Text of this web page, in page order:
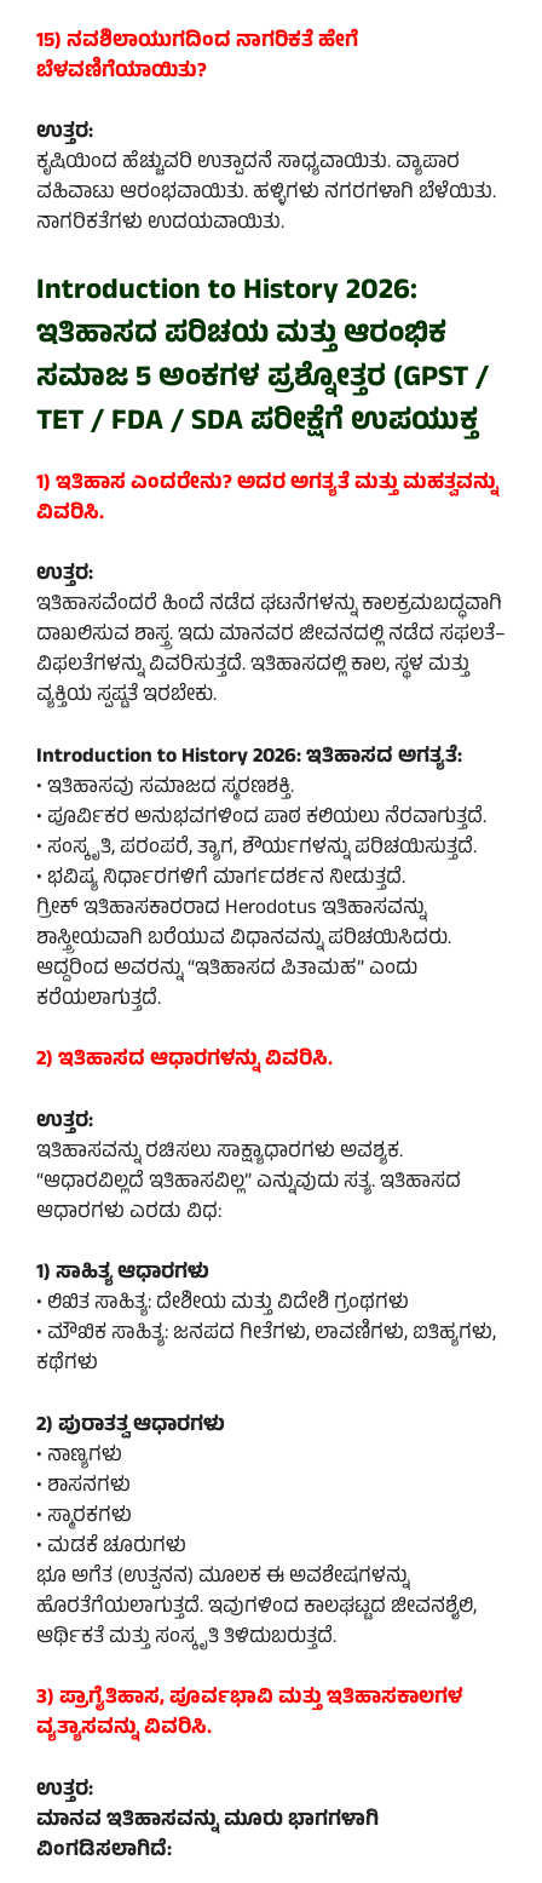
15) ನವಶಿಲಾಯುಗದಿಂದ ನಾಗರಿಕತೆ ಹೇಗೆ
ಬೆಳವಣಿಗೆಯಾಯಿತು?
ಉತ್ತರ:
ಕೃಷಿಯಿಂದ ಹೆಚ್ಚುವರಿ ಉತ್ಪಾದನೆ ಸಾಧ್ಯವಾಯಿತು. ವ್ಯಾಪಾರ
ವಹಿವಾಟು ಆರಂಭವಾಯಿತು. ಹಳ್ಳಿಗಳು ನಗರಗಳಾಗಿ ಬೆಳೆಯಿತು.
ನಾಗರಿಕತೆಗಳು ಉದಯವಾಯಿತು.
Introduction to History 2026:
ಇತಿಹಾಸದ ಪರಿಚಯ ಮತ್ತು ಆರಂಭಿಕ
ಸಮಾಜ 5 ಅಂಕಗಳ ಪ್ರಶ್ನೋತ್ತರ (GPST /
TET / FDA / SDA ಪರೀಕ್ಷೆಗೆ ಉಪಯುಕ್ತ
1) ಇತಿಹಾಸ ಎಂದರೇನು? ಅದರ ಅಗತ್ಯತೆ ಮತ್ತು ಮಹತ್ವವನ್ನು
ವಿವರಿಸಿ.
ಉತ್ತರ:
ಇತಿಹಾಸವೆಂದರೆ ಹಿಂದೆ ನಡೆದ ಘಟನೆಗಳನ್ನು ಕಾಲಕ್ರಮಬದ್ಧವಾಗಿ
ದಾಖಲಿಸುವ ಶಾಸ್ತ್ರ. ಇದು ಮಾನವರ ಜೀವನದಲ್ಲಿ ನಡೆದ ಸಫಲತೆ–
ವಿಫಲತೆಗಳನ್ನು ವಿವರಿಸುತ್ತದೆ. ಇತಿಹಾಸದಲ್ಲಿ ಕಾಲ, ಸ್ಥಳ ಮತ್ತು
ವ್ಯಕ್ತಿಯ ಸ್ಪಷ್ಟತೆ ಇರಬೇಕು.
Introduction to History 2026:ಇತಿಹಾಸದ ಅಗತ್ಯತೆ:
• ಇತಿಹಾಸವು ಸಮಾಜದ ಸ್ಮರಣಶಕ್ತಿ.
• ಪೂರ್ವಿಕರ ಅನುಭವಗಳಿಂದ ಪಾಠ ಕಲಿಯಲು ನೆರವಾಗುತ್ತದೆ.
• ಸಂಸ್ಕೃತಿ, ಪರಂಪರೆ, ತ್ಯಾಗ, ಶೌರ್ಯಗಳನ್ನು ಪರಿಚಯಿಸುತ್ತದೆ.
• ಭವಿಷ್ಯ ನಿರ್ಧಾರಗಳಿಗೆ ಮಾರ್ಗದರ್ಶನ ನೀಡುತ್ತದೆ.
ಗ್ರೀಕ್ ಇತಿಹಾಸಕಾರರಾದ Herodotus ಇತಿಹಾಸವನ್ನು
ಶಾಸ್ತ್ರೀಯವಾಗಿ ಬರೆಯುವ ವಿಧಾನವನ್ನು ಪರಿಚಯಿಸಿದರು.
ಆದ್ದರಿಂದ ಅವರನ್ನು “ಇತಿಹಾಸದ ಪಿತಾಮಹ” ಎಂದು
ಕರೆಯಲಾಗುತ್ತದೆ.
2) ಇತಿಹಾಸದ ಆಧಾರಗಳನ್ನು ವಿವರಿಸಿ.
ಉತ್ತರ:
ಇತಿಹಾಸವನ್ನು ರಚಿಸಲು ಸಾಕ್ಷ್ಯಾಧಾರಗಳು ಅವಶ್ಯಕ.
“ಆಧಾರವಿಲ್ಲದೆ ಇತಿಹಾಸವಿಲ್ಲ” ಎನ್ನುವುದು ಸತ್ಯ. ಇತಿಹಾಸದ
ಆಧಾರಗಳು ಎರಡು ವಿಧ:
1) ಸಾಹಿತ್ಯ ಆಧಾರಗಳು
• ಲಿಖಿತ ಸಾಹಿತ್ಯ: ದೇಶೀಯ ಮತ್ತು ವಿದೇಶಿ ಗ್ರಂಥಗಳು
• ಮೌಖಿಕ ಸಾಹಿತ್ಯ: ಜನಪದ ಗೀತೆಗಳು, ಲಾವಣಿಗಳು, ಐತಿಹ್ಯಗಳು,
ಕಥೆಗಳು
2) ಪುರಾತತ್ವ ಆಧಾರಗಳು
• ನಾಣ್ಯಗಳು
• ಶಾಸನಗಳು
• ಸ್ಮಾರಕಗಳು
• ಮಡಕೆ ಚೂರುಗಳು
ಭೂ ಅಗೆತ (ಉತ್ಪನನ) ಮೂಲಕ ಈ ಅವಶೇಷಗಳನ್ನು
ಹೊರತೆಗೆಯಲಾಗುತ್ತದೆ. ಇವುಗಳಿಂದ ಕಾಲಘಟ್ಟದ ಜೀವನಶೈಲಿ,
ಆರ್ಥಿಕತೆ ಮತ್ತು ಸಂಸ್ಕೃತಿ ತಿಳಿದುಬರುತ್ತದೆ.
3) ಪ್ರಾಗೈತಿಹಾಸ, ಪೂರ್ವಭಾವಿ ಮತ್ತು ಇತಿಹಾಸಕಾಲಗಳ
ವ್ಯತ್ಯಾಸವನ್ನು ವಿವರಿಸಿ.
ಉತ್ತರ:
ಮಾನವ ಇತಿಹಾಸವನ್ನು ಮೂರು ಭಾಗಗಳಾಗಿ
ವಿಂಗಡಿಸಲಾಗಿದೆ: